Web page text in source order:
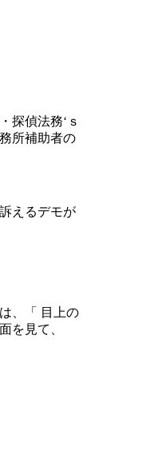
探偵法務‘ｓ
所補助者の
えるデモが
、「 目上の
を見て、